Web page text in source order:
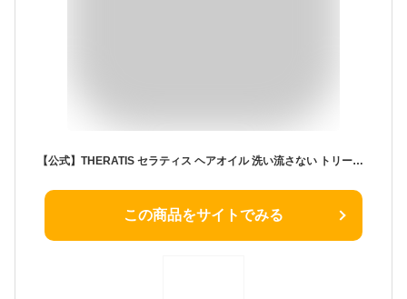
【公式】THERATIS セラティス ヘアオイル 洗い流さない トリートメント スタイリング アウトバス メンズ ナイトリペア ムーンライト ドリーミー うねり アホ毛 パサつき ダメージケア 寝ぐせ 正規品保証 プレゼント ギフトセット 100ml 単品
この商品をサイトでみる